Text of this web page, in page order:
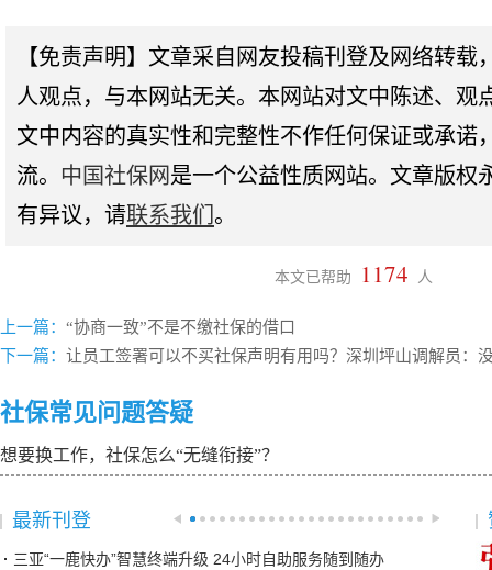
【免责声明】文章采自网友投稿刊登及网络转载
人观点，与本网站无关。本网站对文中陈述、观
文中内容的真实性和完整性不作任何保证或承诺
流。 中国社保网 是一个公益性质网站。文章版权
有异议，请联系我们 。
本文已帮助 1174 人
上一篇： “协商一致”不是不缴社保的借口
下一篇： 让员工签署可以不买社保声明有用吗？深圳坪山调解员：
社保常见问题答疑
想要换工作，社保怎么“无缝衔接”？
最新刊登
三亚“一鹿快办”智慧终端升级 24小时自助服务随到随办